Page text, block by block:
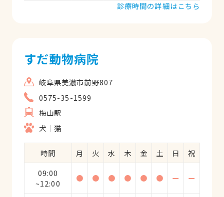
診療時間の詳細はこちら
すだ動物病院
岐阜県美濃市前野807
0575-35-1599
梅山駅
犬
猫
時間 月 火 水 木 金 土 日
祝
09:00
~12:00
● ● ● ● ● ● ー ー